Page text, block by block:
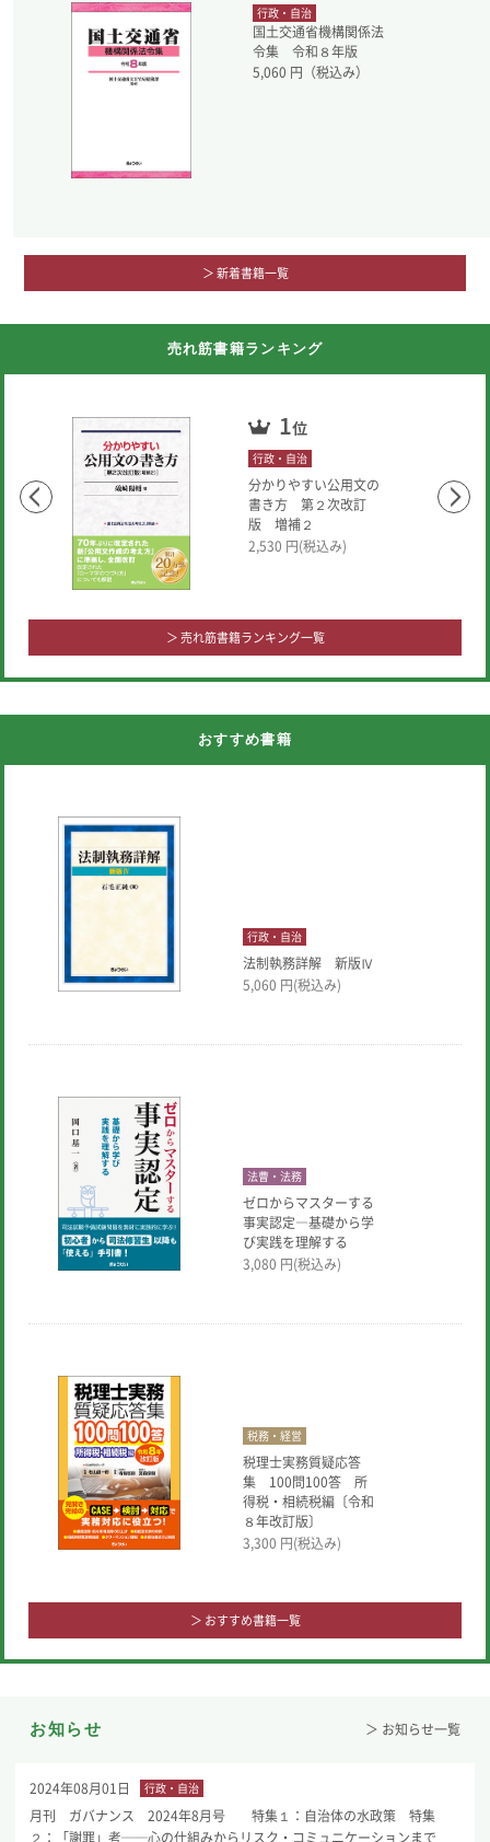
行政・自治
国土交通省機構関係法
令集 令和８年版
5,060 円（税込み）
＞ 新着書籍一覧
売れ筋書籍ランキング
行政・自治
分かりやすい公用文の
書き方 第２次改訂
版 増補２
2,530 円(税込み)
＞ 売れ筋書籍ランキング一覧
おすすめ書籍
行政・自治
法制執務詳解 新版Ⅳ
5,060 円(税込み)
法曹・法務
ゼロからマスターする
事実認定―基礎から学
び実践を理解する
3,080 円(税込み)
税務・経営
税理士実務質疑応答
集 100問100答 所
得税・相続税編〔令和
８年改訂版〕
3,300 円(税込み)
＞ おすすめ書籍一覧
お知らせ ＞ お知らせ一覧
2024年08月01日 行政・自治
月刊 ガバナンス 2024年8月号 特集１：自治体の水政策 特集
２：「謝罪」考──心の仕組みからリスク・コミュニケーションまで